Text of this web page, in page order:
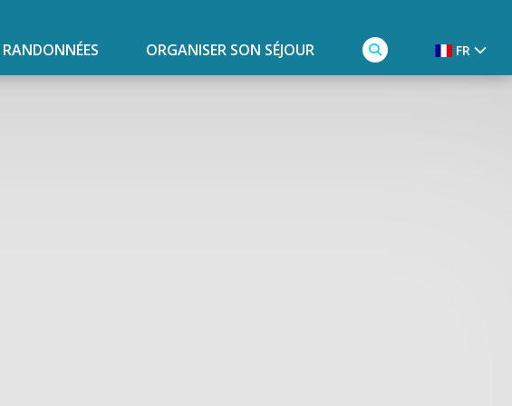
RANDONNÉES ORGANISER SON SÉJOUR FR